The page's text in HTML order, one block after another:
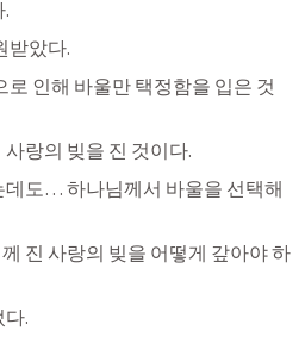
받았다.
인해 바울만 택정함을 입은 것
랑의 빚을 진 것이다.
데도… 하나님께서 바울을 선택해
진 사랑의 빚을 어떻게 갚아야 하
.